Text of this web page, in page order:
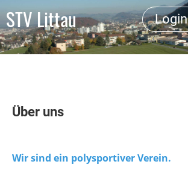
STV Littau Login
Über uns
Wir sind ein polysportiver Verein.